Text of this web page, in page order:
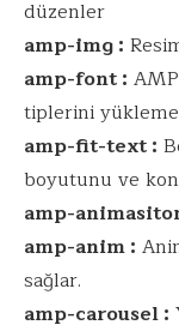
düzenler
amp-img :
amp-font :
tiplerini
amp-fit-text :
boyutunu ve
amp-
amp-anim :
sağlar.
amp-carousel :